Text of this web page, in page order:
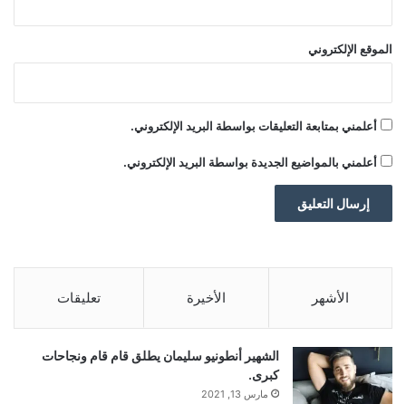
الموقع الإلكتروني
أعلمني بمتابعة التعليقات بواسطة البريد الإلكتروني.
أعلمني بالمواضيع الجديدة بواسطة البريد الإلكتروني.
الأشهر الأخيرة تعليقات
الشهير أنطونيو سليمان يطلق قام قام ونجاحات
كبرى.
مارس 13, 2021